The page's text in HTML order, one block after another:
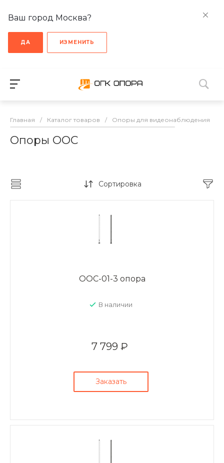
Ваш город Москва?
ДА ИЗМЕНИТЬ
Главная / Каталог товаров / Опоры для видеонаблюдения
Опоры ООС
Сортировка
ООС-01-3 опора
В наличии
7 799 ₽
Заказать